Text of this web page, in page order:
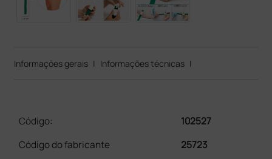
Informações gerais | Informações técnicas |
Código:
102527
Código do fabricante
25723